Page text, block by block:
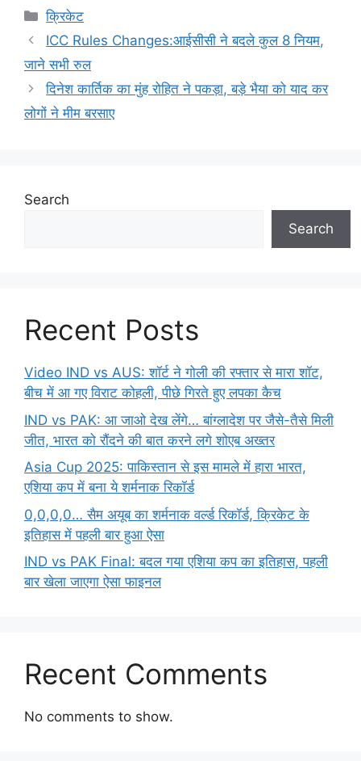
Categories
क्रिकेट
ICC Rules Changes:आईसीसी ने बदले कुल 8 नियम,
जाने सभी रुल
दिनेश कार्तिक का मुंह रोहित ने पकड़ा, बड़े भैया को याद कर
लोगों ने मीम बरसाए
Search
Search
Recent Posts
Video IND vs AUS: शॉर्ट ने गोली की रफ्तार से मारा शॉट,
बीच में आ गए विराट कोहली, पीछे गिरते हुए लपका कैच
IND vs PAK: आ जाओ देख लेंगे… बांग्लादेश पर जैसे-तैसे मिली
जीत, भारत को रौंदने की बात करने लगे शोएब अख्तर
Asia Cup 2025: पाकिस्तान से इस मामले में हारा भारत,
एशिया कप में बना ये शर्मनाक रिकॉर्ड
0,0,0,0… सैम अयूब का शर्मनाक वर्ल्ड रिकॉर्ड, क्रिकेट के
इतिहास में पहली बार हुआ ऐसा
IND vs PAK Final: बदल गया एशिया कप का इतिहास, पहली
बार खेला जाएगा ऐसा फाइनल
Recent Comments
No comments to show.